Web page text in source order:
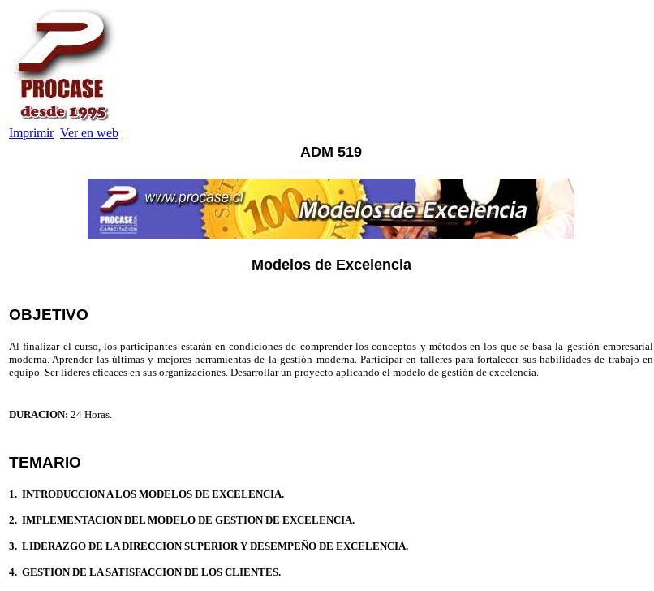
Imprimir Ver en web
ADM 519
Modelos de Excelencia
OBJETIVO
Al finalizar el curso, los participantes estarán en condiciones de comprender los conceptos y métodos en los que se basa la gestión empresarial
moderna. Aprender las últimas y mejores herramientas de la gestión moderna. Participar en talleres para fortalecer sus habilidades de trabajo en
equipo. Ser líderes eficaces en sus organizaciones. Desarrollar un proyecto aplicando el modelo de gestión de excelencia.
DURACION: 24 Horas.
TEMARIO
1. INTRODUCCION A LOS MODELOS DE EXCELENCIA.
2. IMPLEMENTACION DEL MODELO DE GESTION DE EXCELENCIA.
3. LIDERAZGO DE LA DIRECCION SUPERIOR Y DESEMPEÑO DE EXCELENCIA.
4. GESTION DE LA SATISFACCION DE LOS CLIENTES.